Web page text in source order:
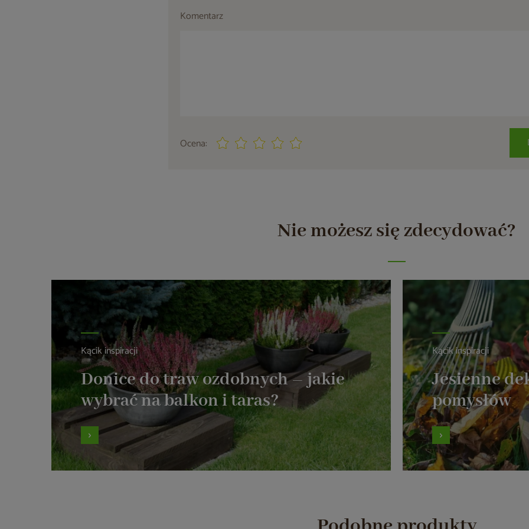
Komentarz
Ocena:
Nie możesz się zdecydować?
Kącik inspiracji
Donice do traw ozdobnych – jakie
wybrać na balkon i taras?
Kącik inspiracji
Jesienne
pomysłów